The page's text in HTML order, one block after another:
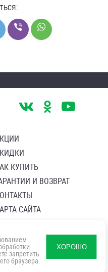
КУПИТЬ
И ВОЗВРАТ
САЙТА
данных
персональных данны
запретить
браузера.
ХОРОШО